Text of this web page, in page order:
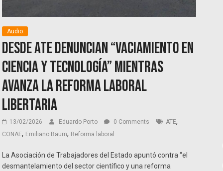
Audio
Desde ATE denuncian “vaciamiento en
ciencia y tecnología” mientras
avanza la reforma laboral
libertaria
13/02/2026 Eduardo Porto 0 Comments ATE,
CONAE, Emiliano Baum, Reforma laboral
La Asociación de Trabajadores del Estado apuntó contra “el
desmantelamiento del sector científico y una reforma